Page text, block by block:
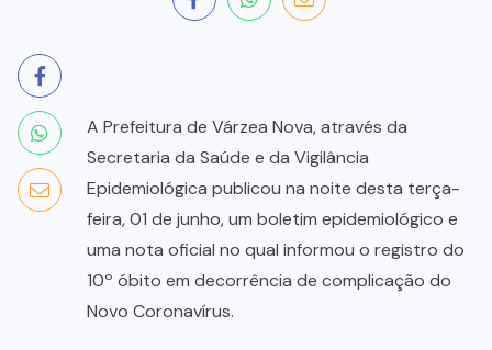
A Prefeitura de Várzea Nova, através da
Secretaria da Saúde e da Vigilância
Epidemiológica publicou na noite desta terça-
feira, 01 de junho, um boletim epidemiológico e
uma nota oficial no qual informou o registro do
10º óbito em decorrência de complicação do
Novo Coronavírus.